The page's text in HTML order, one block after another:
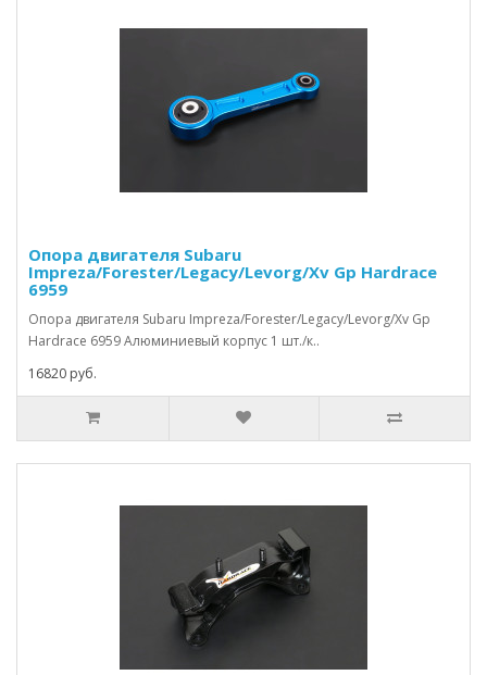
Опора двигателя Subaru
Impreza/Forester/Legacy/Levorg/Xv Gp Hardrace
6959
Опора двигателя Subaru Impreza/Forester/Legacy/Levorg/Xv Gp
Hardrace 6959 Алюминиевый корпус 1 шт./к..
16820 руб.